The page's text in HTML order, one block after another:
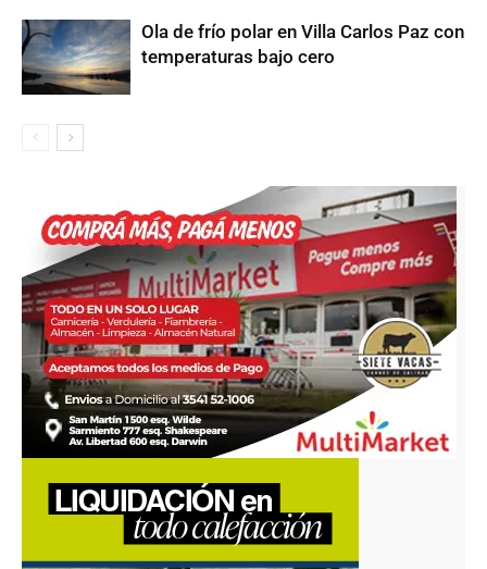
Ola de frío polar en Villa Carlos Paz con
temperaturas bajo cero